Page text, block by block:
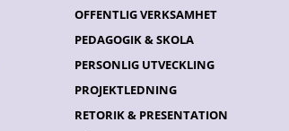
OFFENTLIG VERKSAMHET
PEDAGOGIK & SKOLA
PERSONLIG UTVECKLING
PROJEKTLEDNING
RETORIK & PRESENTATION